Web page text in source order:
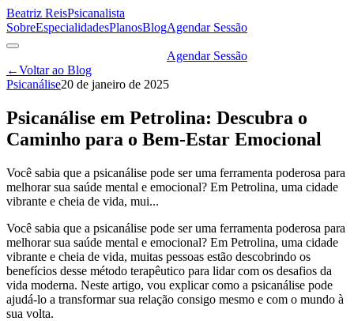
Beatriz ReisPsicanalista
SobreEspecialidadesPlanosBlogAgendar Sessão
Agendar Sessão
←Voltar ao Blog
Psicanálise20 de janeiro de 2025
Psicanálise em Petrolina: Descubra o
Caminho para o Bem-Estar Emocional
Você sabia que a psicanálise pode ser uma ferramenta poderosa para
melhorar sua saúde mental e emocional? Em Petrolina, uma cidade
vibrante e cheia de vida, mui...
Você sabia que a psicanálise pode ser uma ferramenta poderosa para
melhorar sua saúde mental e emocional? Em Petrolina, uma cidade
vibrante e cheia de vida, muitas pessoas estão descobrindo os
benefícios desse método terapêutico para lidar com os desafios da
vida moderna. Neste artigo, vou explicar como a psicanálise pode
ajudá-lo a transformar sua relação consigo mesmo e com o mundo à
sua volta.